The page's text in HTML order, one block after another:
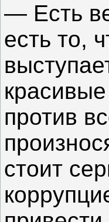
— Есть
есть то,
против
стоит